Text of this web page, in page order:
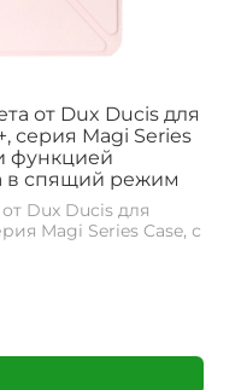
от Dux Ducis для
серия Magi Series
функцией
в спящий режим
Dux Ducis для
Magi Series Case, с